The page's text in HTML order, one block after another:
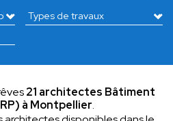
21 architectes Bâtiment
à Montpellier.